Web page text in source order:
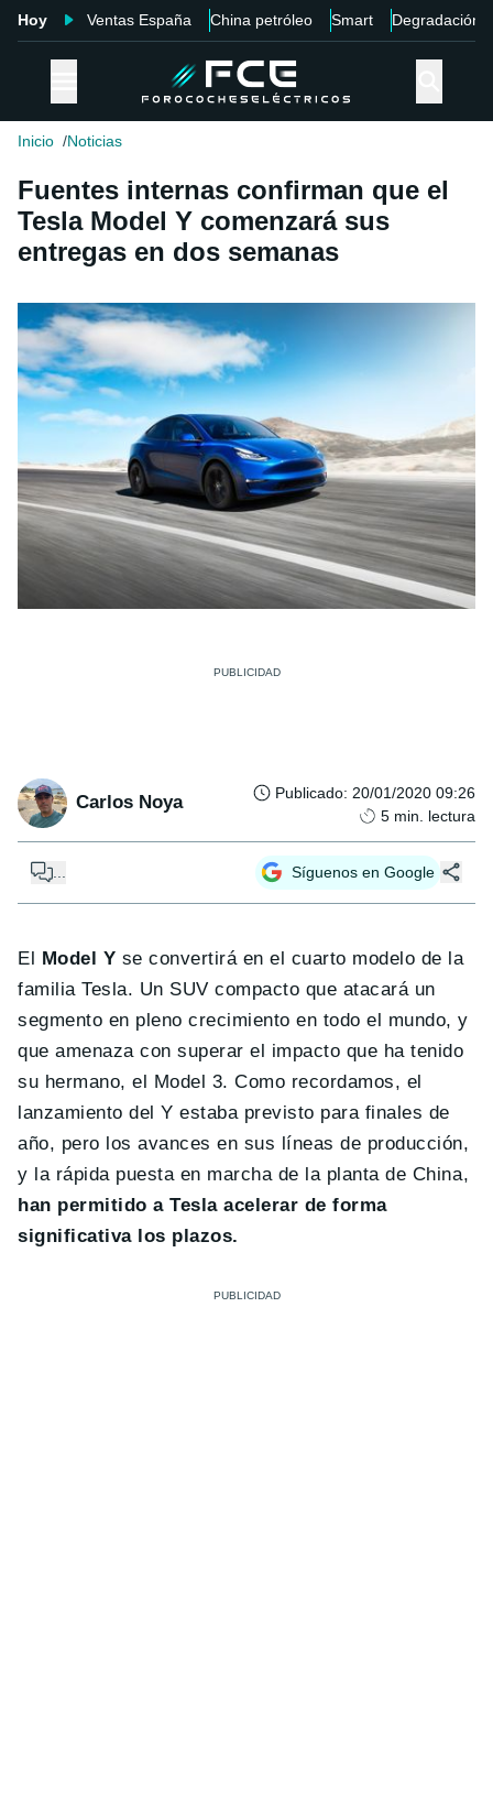
Hoy Ventas España China petróleo Smart Degradación
Inicio Noticias
Fuentes internas confirman que el
Tesla Model Y comenzará sus
entregas en dos semanas
Carlos Noya Publicado: 20/01/2020 09:26
5 min. lectura
Síguenos en Google
El Model Y se convertirá en el cuarto modelo de la
familia Tesla. Un SUV compacto que atacará un
segmento en pleno crecimiento en todo el mundo, y
que amenaza con superar el impacto que ha tenido
su hermano, el Model 3. Como recordamos, el
lanzamiento del Y estaba previsto para finales de
año, pero los avances en sus líneas de producción,
y la rápida puesta en marcha de la planta de China,
han permitido a Tesla acelerar de forma
significativa los plazos.